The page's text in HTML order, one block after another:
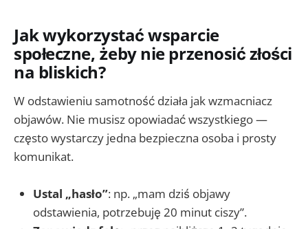
Jak wykorzystać wsparcie
społeczne, żeby nie przenosić złości
na bliskich?
W odstawieniu samotność działa jak wzmacniacz
objawów. Nie musisz opowiadać wszystkiego —
często wystarczy jedna bezpieczna osoba i prosty
komunikat.
Ustal „hasło”: np. „mam dziś objawy
odstawienia, potrzebuję 20 minut ciszy”.